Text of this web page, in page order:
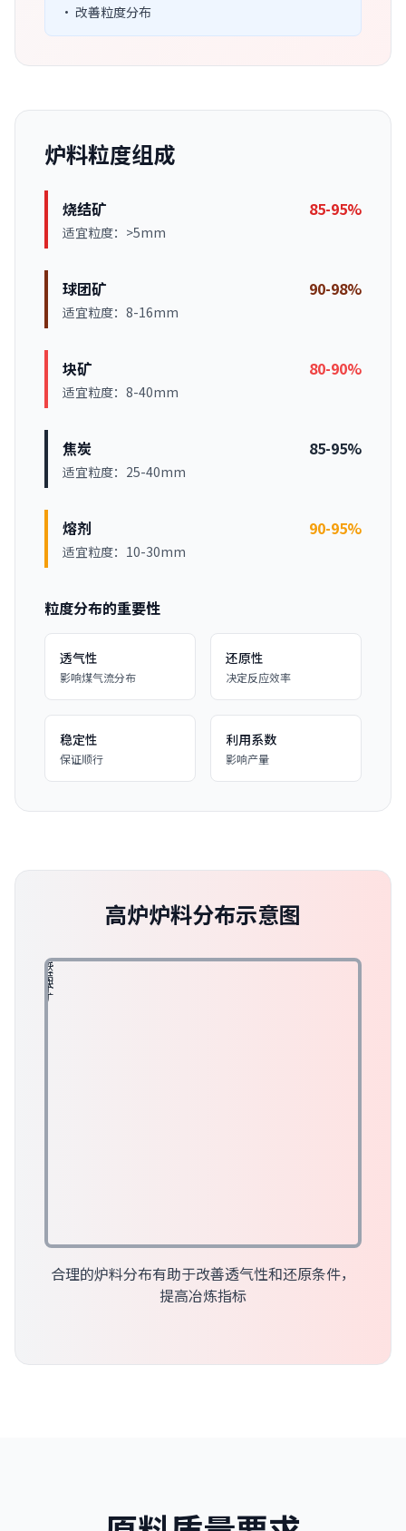
• 改善粒度分布
炉料粒度组成
烧结矿 85-95%
适宜粒度：>5mm
球团矿 90-98%
适宜粒度：8-16mm
块矿 80-90%
适宜粒度：8-40mm
焦炭 85-95%
适宜粒度：25-40mm
熔剂 90-95%
适宜粒度：10-30mm
粒度分布的重要性
透气性
影响煤气流分布
还原性
决定反应效率
稳定性
保证顺行
利用系数
影响产量
高炉炉料分布示意图
焦
炭
熔
剂
球
团
矿
烧
结
矿
然
块
矿
合理的炉料分布有助于改善透气性和还原条件，
提高冶炼指标